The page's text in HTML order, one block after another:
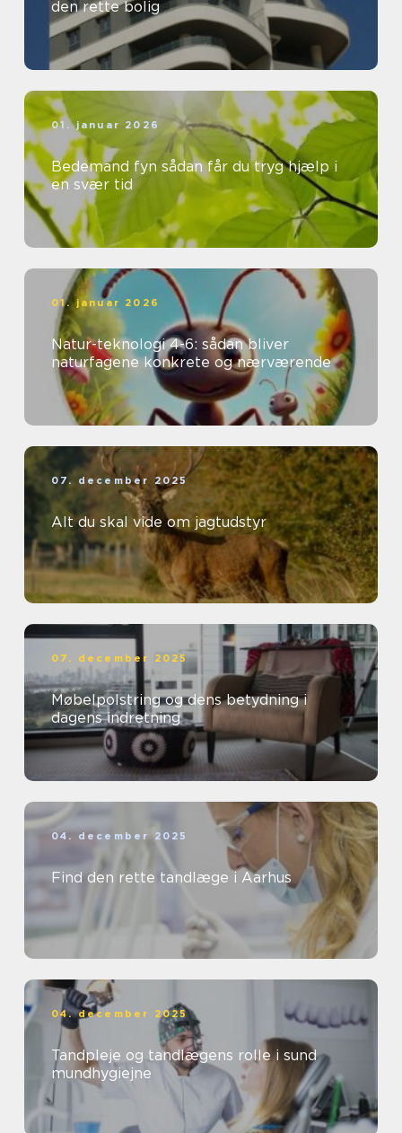
den rette bolig
01. januar 2026
Bedemand fyn sådan får du tryg hjælp i
en svær tid
01. januar 2026
Natur-teknologi 4-6: sådan bliver
naturfagene konkrete og nærværende
07. december 2025
Alt du skal vide om jagtudstyr
07. december 2025
Møbelpolstring og dens betydning i
dagens indretning
04. december 2025
Find den rette tandlæge i Aarhus
04. december 2025
Tandpleje og tandlægens rolle i sund
mundhygiejne